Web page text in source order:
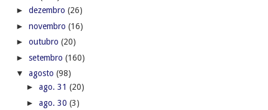
► dezembro (26)
► novembro (16)
► outubro (20)
► setembro (160)
▼ agosto (98)
► ago. 31 (20)
► ago. 30 (3)